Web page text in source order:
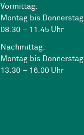
Vormittag:
Montag bis Donnerstag
08.30 – 11.45 Uhr
Nachmittag:
Montag bis Donnerstag
13.30 – 16.00 Uhr